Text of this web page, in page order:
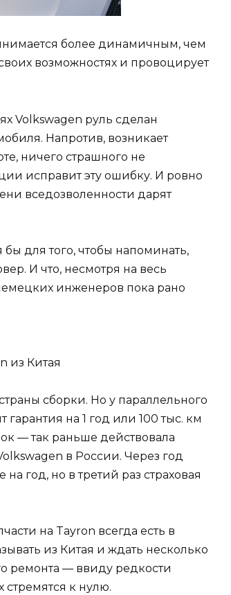
более динамичным, чем
возможностях и провоцирует
Volkswagen руль сделан
Напротив, возникает
ничего страшного не
исправит эту ошибку. И ровно
вседозволенности дарят
для того, чтобы напоминать,
И что, несмотря на весь
инженеров пока рано
сборки. Но у параллельного
гарантия на 1 год или 100 тыс. км
— так раньше действовала
в России. Через год
год, но в третий раз страховая
на Tayron всегда есть в
из Китая и ждать несколько
ремонта — ввиду редкости
к нулю.